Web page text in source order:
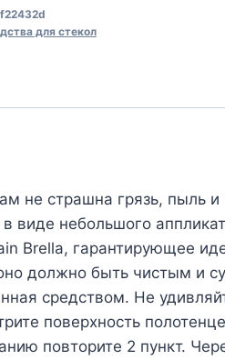
для стекол
не страшна грязь, пыль
виде небольшого
Brella, гарантирующее
должно быть чистым и
средством. Не
поверхность
повторите 2 пункт.